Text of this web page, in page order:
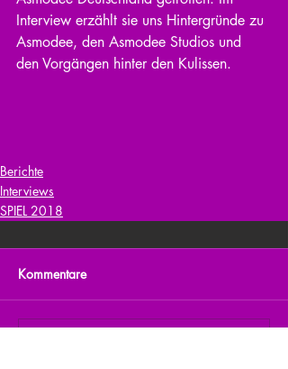
Interview erzählt sie uns Hintergründe zu
Asmodee, den Asmodee Studios und
den Vorgängen hinter den Kulissen.
Berichte
Interviews
SPIEL 2018
Kommentare